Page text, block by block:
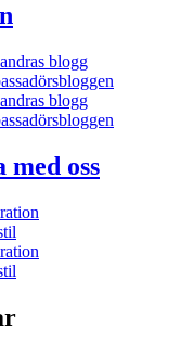
blogg
blogg
oss